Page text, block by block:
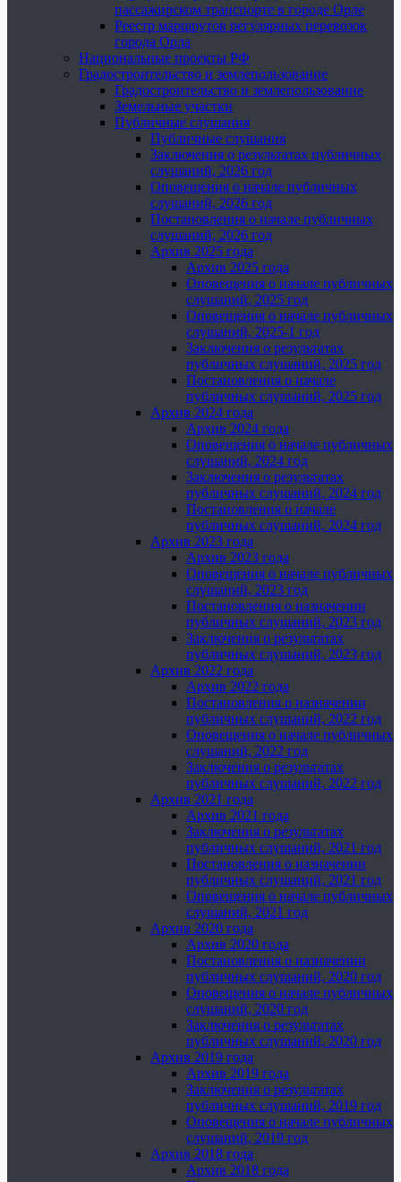
пассажирском транспорте в городе Орле
Реестр маршрутов регулярных перевозок
города Орла
Национальные проекты РФ
Градостроительство и землепользование
Градостроительство и землепользование
Земельные участки
Публичные слушания
Публичные слушания
Заключения о результатах публичных
слушаний, 2026 год
Оповещения о начале публичных
слушаний, 2026 год
Постановления о начале публичных
слушаний, 2026 год
Архив 2025 года
Архив 2025 года
Оповещения о начале публичных
слушаний, 2025 год
Оповещения о начале публичных
слушаний, 2025-1 год
Заключения о результатах
публичных слушаний, 2025 год
Постановления о начале
публичных слушаний, 2025 год
Архив 2024 года
Архив 2024 года
Оповещения о начале публичных
слушаний, 2024 год
Заключения о результатах
публичных слушаний, 2024 год
Постановления о начале
публичных слушаний, 2024 год
Архив 2023 года
Архив 2023 года
Оповещения о начале публичных
слушаний, 2023 год
Постановления о назначении
публичных слушаний, 2023 год
Заключения о результатах
публичных слушаний, 2023 год
Архив 2022 года
Архив 2022 года
Постановления о назначении
публичных слушаний, 2022 год
Оповещения о начале публичных
слушаний, 2022 год
Заключения о результатах
публичных слушаний, 2022 год
Архив 2021 года
Архив 2021 года
Заключения о результатах
публичных слушаний, 2021 год
Постановления о назначении
публичных слушаний, 2021 год
Оповещения о начале публичных
слушаний, 2021 год
Архив 2020 года
Архив 2020 года
Постановления о назначении
публичных слушаний, 2020 год
Оповещения о начале публичных
слушаний, 2020 год
Заключения о результатах
публичных слушаний, 2020 год
Архив 2019 года
Архив 2019 года
Заключения о результатах
публичных слушаний, 2019 год
Оповещения о начале публичных
слушаний, 2019 год
Архив 2018 года
Архив 2018 года